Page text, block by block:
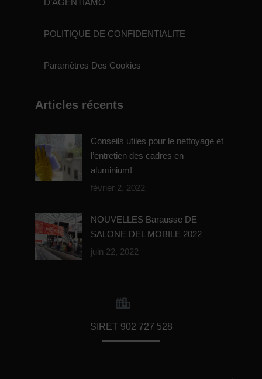
D’AGENTIAMO
POLITIQUE DE CONFIDENTIALITE
Paramètres Des Cookies
Articles récents
Conseils utiles pour le nettoyage et
l’entretien des cadres en
aluminium!
février 2, 2022
NOUVELLES Barausse DE
SALONE DEL MOBILE 2022
juin 22, 2022
SIRET 902 727 528